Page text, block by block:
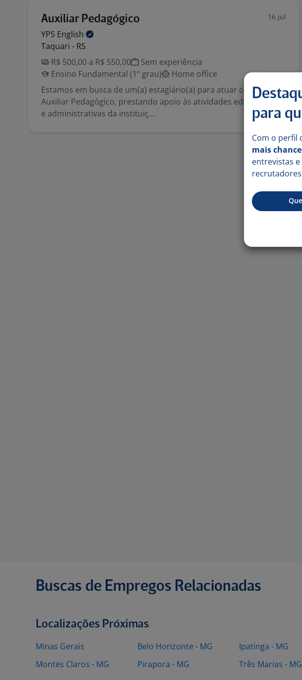
Auxiliar Pedagógico 16 jul
YPS English
Taquari - RS
R$ 500,00 a R$ 550,00
Sem experiência
Ensino Fundamental (1º grau)
Home office
Estamos em busca de um(a) estagiário(a) para atuar como
Auxiliar Pedagógico, prestando apoio às atividades educacionais
e administrativas da instituiç...
Buscas de Empregos Relacionadas
Localizações Próximas
Minas Gerais
Montes Claros - MG
Belo Horizonte - MG
Pirapora - MG
Ipatinga - MG
Três Marias - MG
para
Com o perfil
mais
entrevistas